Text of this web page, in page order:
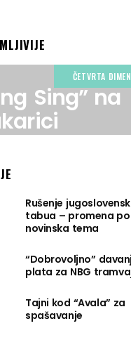
ČETVRTA
Sing” na
Rušenje
tabua – promena
novinska tema
“Dobrovoljno”
plata za NBG
Tajni kod “Avala” za
spašavanje